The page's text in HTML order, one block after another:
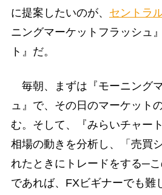
に提案したいのが、 セントラ
ニングマーケットフラッシュ
ト』だ。
毎朝、まずは『モーニング
ュ』で、その日のマーケット
む。そして、『みらいチャー
相場の動きを分析し、「売買
れたときにトレードをする─
であれば、FXビギナーでも難